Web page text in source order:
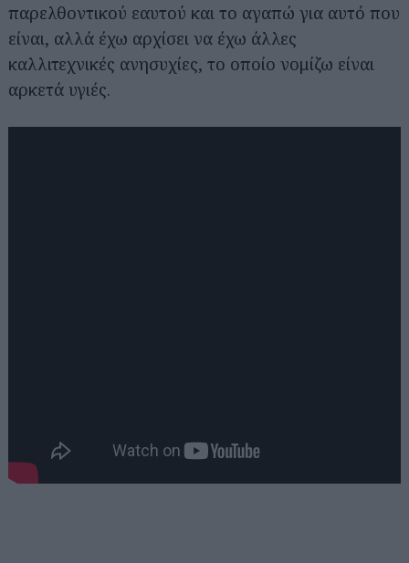
παρελθοντικού εαυτού και το αγαπώ για αυτό που
είναι, αλλά έχω αρχίσει να έχω άλλες
καλλιτεχνικές ανησυχίες, το οποίο νομίζω είναι
αρκετά υγιές.